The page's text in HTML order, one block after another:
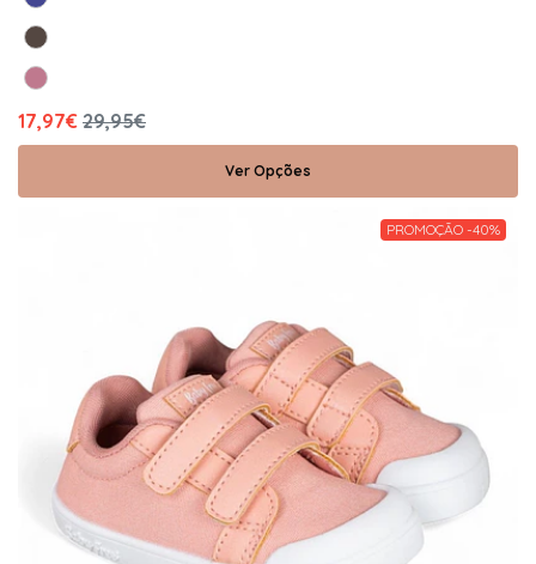
17,97€ 29,95€
Ver Opções
PROMOÇÃO -40%